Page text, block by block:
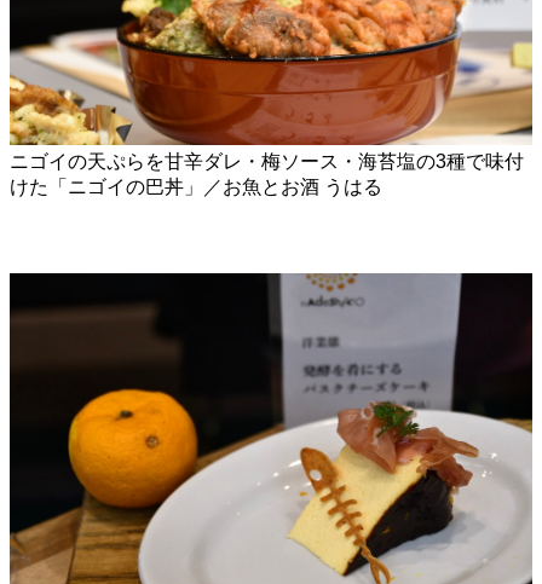
ニゴイの天ぷらを甘辛ダレ・梅ソース・海苔塩の3種で味付
けた「ニゴイの巴丼」／お魚とお酒 うはる